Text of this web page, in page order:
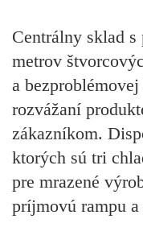
Centrálny sklad
metrov
a
rozvážaní
zákazníkom.
ktorých sú tri
pre mrazené
príjmovú rampu a